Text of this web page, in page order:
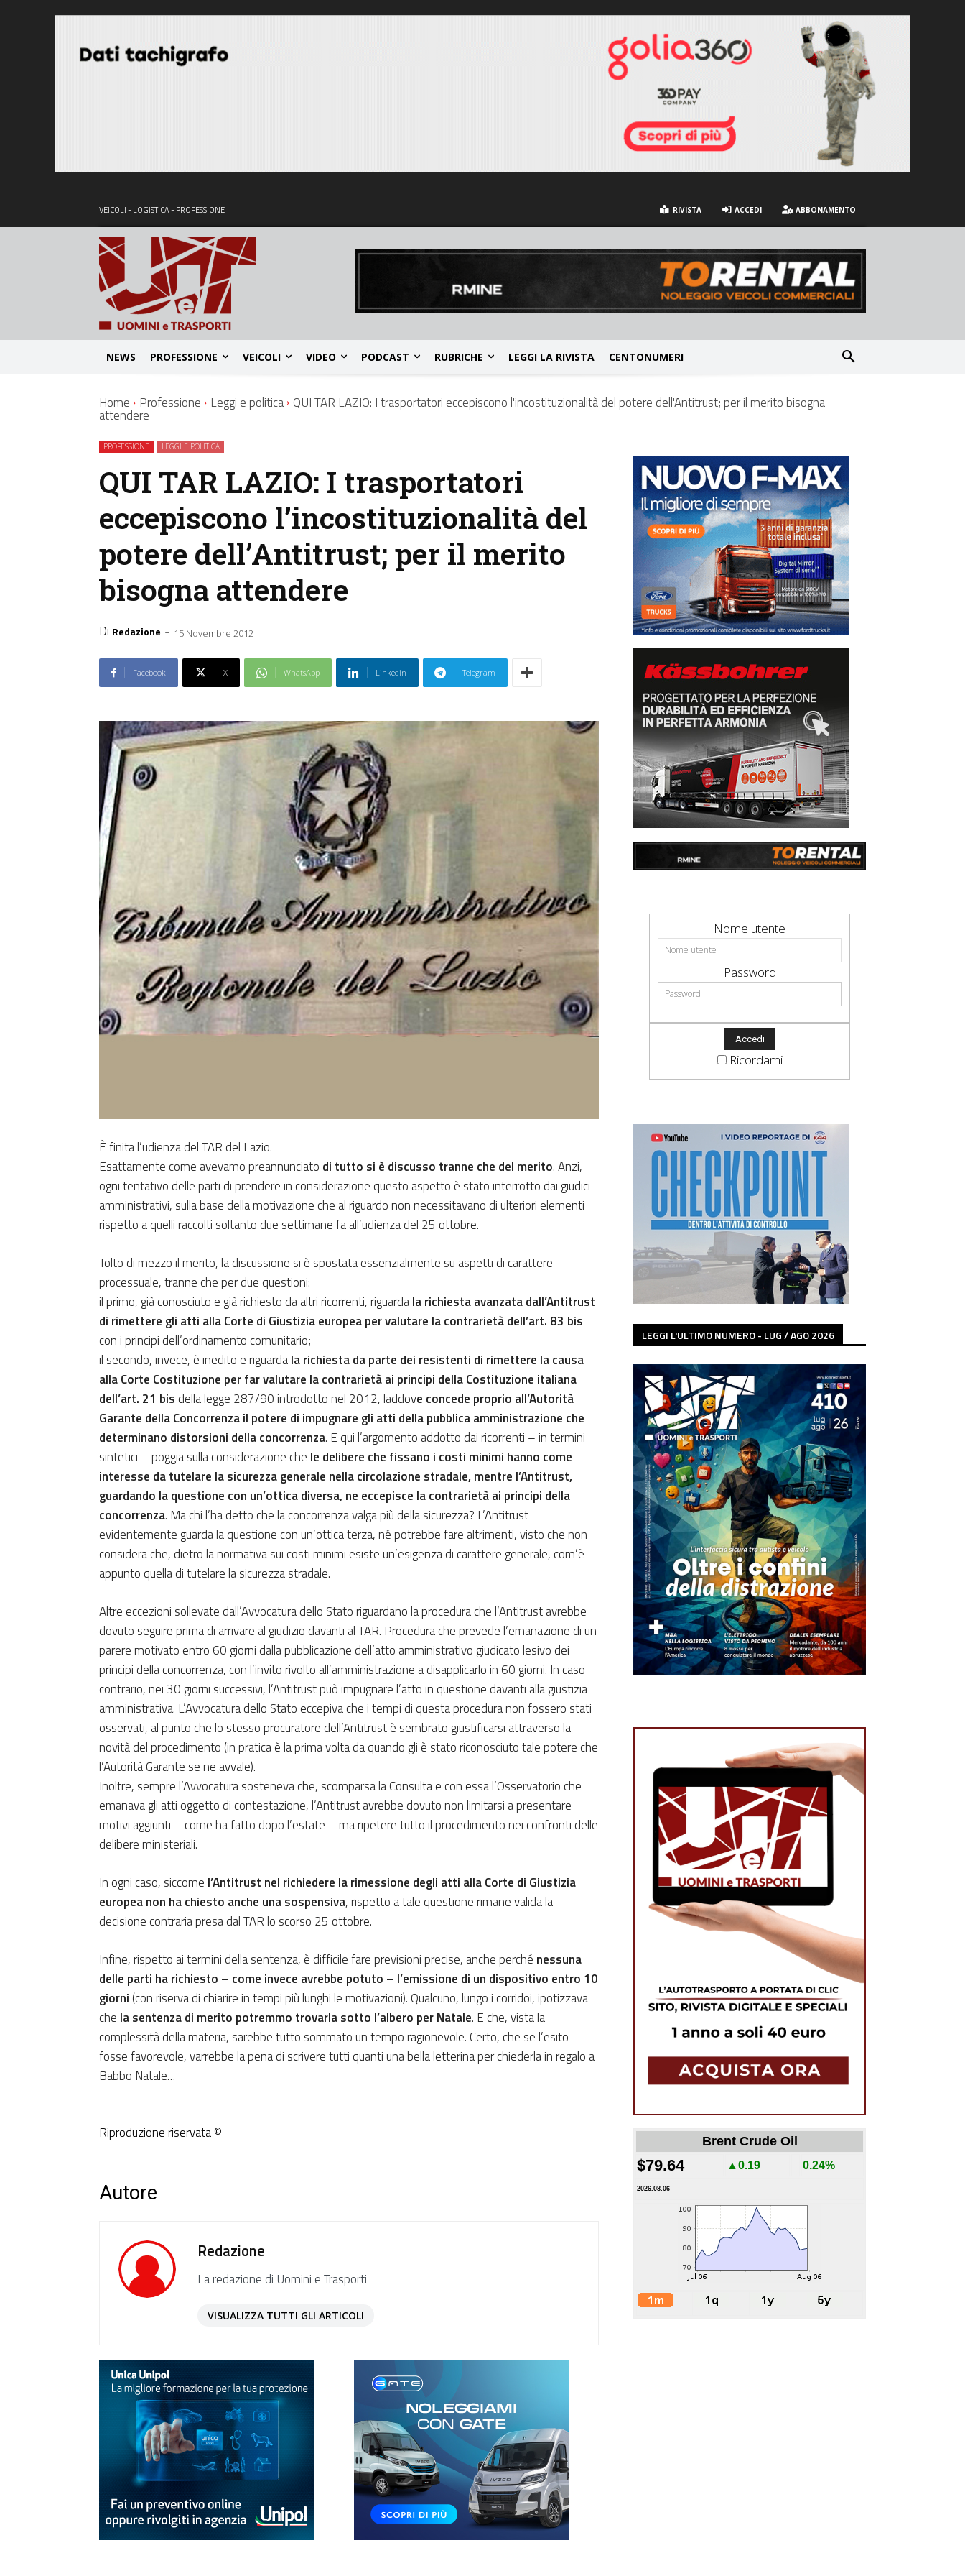
VEICOLI - LOGISTICA - PROFESSIONE RIVISTA ACCEDI ABBONAMENTO
NEWS PROFESSIONE VEICOLI VIDEO PODCAST RUBRICHE LEGGI LA RIVISTA CENTONUMERI
Home Professione Leggi e politica QUI TAR LAZIO: I trasportatori eccepiscono l'incostituzionalità del potere dell'Antitrust; per il merito bisogna
attendere
PROFESSIONE LEGGI E POLITICA
QUI TAR LAZIO: I trasportatori
eccepiscono l’incostituzionalità del
potere dell’Antitrust; per il merito
bisogna attendere
Di Redazione - 15 Novembre 2012
Facebook X WhatsApp Linkedin Telegram
È finita l’udienza del TAR del Lazio.
Esattamente come avevamo preannunciato di tutto si è discusso tranne che del merito. Anzi,
ogni tentativo delle parti di prendere in considerazione questo aspetto è stato interrotto dai giudici
amministrativi, sulla base della motivazione che al riguardo non necessitavano di ulteriori elementi
rispetto a quelli raccolti soltanto due settimane fa all’udienza del 25 ottobre.
Tolto di mezzo il merito, la discussione si è spostata essenzialmente su aspetti di carattere
processuale, tranne che per due questioni:
il primo, già conosciuto e già richiesto da altri ricorrenti, riguardala richiesta avanzata dall’Antitrust
di rimettere gli atti alla Corte di Giustizia europea per valutare la contrarietà dell’art. 83 bis
con i principi dell’ordinamento comunitario;
il secondo, invece, è inedito e riguardala richiesta da parte dei resistenti di rimettere la causa
alla Corte Costituzione per far valutare la contrarietà ai principi della Costituzione italiana
dell’art. 21 bis della legge 287/90 introdotto nel 2012, laddove concede proprio all’Autorità
Garante della Concorrenza il potere di impugnare gli atti della pubblica amministrazione che
determinano distorsioni della concorrenza. E qui l’argomento addotto dai ricorrenti – in termini
sintetici – poggia sulla considerazione che le delibere che fissano i costi minimi hanno come
interesse da tutelare la sicurezza generale nella circolazione stradale, mentre l’Antitrust,
guardando la questione con un’ottica diversa, ne eccepisce la contrarietà ai principi della
concorrenza. Ma chi l’ha detto che la concorrenza valga più della sicurezza? L’Antitrust
evidentemente guarda la questione con un’ottica terza, né potrebbe fare altrimenti, visto che non
considera che, dietro la normativa sui costi minimi esiste un’esigenza di carattere generale, com’è
appunto quella di tutelare la sicurezza stradale.
Altre eccezioni sollevate dall’Avvocatura dello Stato riguardano la procedura che l’Antitrust avrebbe
dovuto seguire prima di arrivare al giudizio davanti al TAR. Procedura che prevede l’emanazione di un
parere motivato entro 60 giorni dalla pubblicazione dell’atto amministrativo giudicato lesivo dei
principi della concorrenza, con l’invito rivolto all’amministrazione a disapplicarlo in 60 giorni. In caso
contrario, nei 30 giorni successivi, l’Antitrust può impugnare l’atto in questione davanti alla giustizia
amministrativa. L’Avvocatura dello Stato eccepiva che i tempi di questa procedura non fossero stati
osservati, al punto che lo stesso procuratore dell’Antitrust è sembrato giustificarsi attraverso la
novità del procedimento (in pratica è la prima volta da quando gli è stato riconosciuto tale potere che
l’Autorità Garante se ne avvale).
Inoltre, sempre l’Avvocatura sosteneva che, scomparsa la Consulta e con essa l’Osservatorio che
emanava gli atti oggetto di contestazione, l’Antitrust avrebbe dovuto non limitarsi a presentare
motivi aggiunti – come ha fatto dopo l’estate – ma ripetere tutto il procedimento nei confronti delle
delibere ministeriali.
In ogni caso, siccome l’Antitrust nel richiedere la rimessione degli atti alla Corte di Giustizia
europea non ha chiesto anche una sospensiva, rispetto a tale questione rimane valida la
decisione contraria presa dal TAR lo scorso 25 ottobre.
Infine, rispetto ai termini della sentenza, è difficile fare previsioni precise, anche perché nessuna
delle parti ha richiesto – come invece avrebbe potuto – l’emissione di un dispositivo entro 10
giorni (con riserva di chiarire in tempi più lunghi le motivazioni). Qualcuno, lungo i corridoi, ipotizzava
che la sentenza di merito potremmo trovarla sotto l’albero per Natale. E che, vista la
complessità della materia, sarebbe tutto sommato un tempo ragionevole. Certo, che se l’esito
fosse favorevole, varrebbe la pena di scrivere tutti quanti una bella letterina per chiederla in regalo a
Babbo Natale…
Riproduzione riservata ©
Autore
Redazione
La redazione di Uomini e Trasporti
VISUALIZZA TUTTI GLI ARTICOLI
Nome utente
Password
Ricordami
LEGGI L'ULTIMO NUMERO - LUG / AGO 2026
Brent Crude Oil
$79.64 ▲0.19 0.24%
2026.08.06